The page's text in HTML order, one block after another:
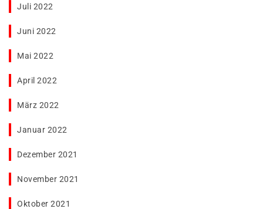
Juli 2022
Juni 2022
Mai 2022
April 2022
März 2022
Januar 2022
Dezember 2021
November 2021
Oktober 2021